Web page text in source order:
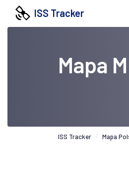
ISS Tracker
Mapa
ISS Tracker Mapa